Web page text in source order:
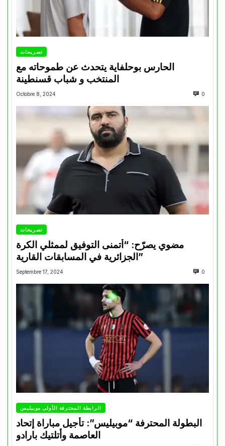
تصريحات
الحارس بوحلفاية يتحدث عن طموحاته مع
المنتخب و شباب قسنطينة
Octobre 8, 2024 0
تصريحات
مضوي يصرّح: “أتمنى التوفيق لممثلي الكرة
الجزائرية في المسابقات القارية”
Septembre 17, 2024 0
الرابطة المحترفة الأولى موبيليس
البطولة المحترفة “موبيليس”: تأجيل مباراة إتحاد
العاصمة وأتلتيك بارادو